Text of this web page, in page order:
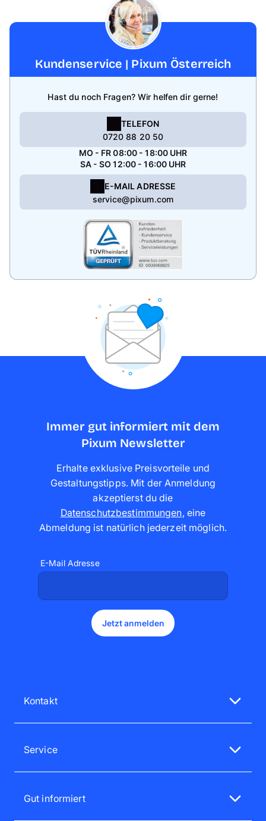
Kundenservice | Pixum Österreich
Hast du noch Fragen? Wir helfen dir gerne!
TELEFON
0720 88 20 50
MO - FR 08:00 - 18:00 UHR
SA - SO 12:00 - 16:00 UHR
E-MAIL ADRESSE
service@pixum.com
Immer gut informiert mit dem
Pixum Newsletter
Erhalte exklusive Preisvorteile und
Gestaltungstipps. Mit der Anmeldung
akzeptierst du die
Datenschutzbestimmungen, eine
Abmeldung ist natürlich jederzeit möglich.
E-Mail Adresse
Jetzt anmelden
Kontakt
Unsere Service-Mitarbeiter sind gerne für dich da
Sa - So 12:00 - 16:00 Uhr
0720 88 20 50
service@pixum.com
Service
Service-Bereich
Zufriedenheitsgarantie
Gut informiert